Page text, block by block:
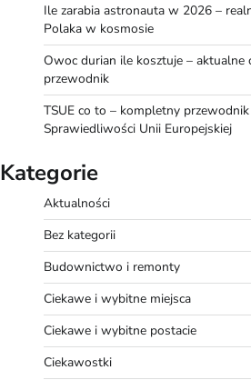
Ile zarabia astronauta w 2026 –
Polaka w kosmosie
Owoc durian ile kosztuje – aktualne
przewodnik
TSUE co to – kompletny
Sprawiedliwości Unii Europejskiej
Kategorie
Aktualności
Bez kategorii
Budownictwo i remonty
Ciekawe i wybitne miejsca
Ciekawe i wybitne postacie
Ciekawostki